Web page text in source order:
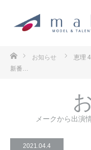
ホームお知らせ
恵理
新番…
メークから出演
2021.04.4